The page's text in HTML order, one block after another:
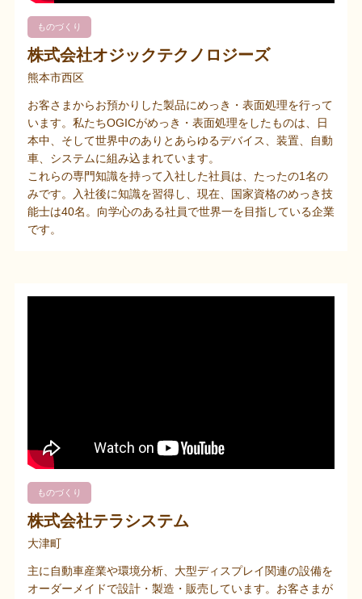
ものづくり
株式会社オジックテクノロジーズ
熊本市西区
お客さまからお預かりした製品にめっき・表面処理を行って
います。私たちOGICがめっき・表面処理をしたものは、日
本中、そして世界中のありとあらゆるデバイス、装置、自動
車、システムに組み込まれています。
これらの専門知識を持って入社した社員は、たったの1名の
みです。入社後に知識を習得し、現在、国家資格のめっき技
能士は40名。向学心のある社員で世界一を目指している企業
です。
ものづくり
株式会社テラシステム
大津町
主に自動車産業や環境分析、大型ディスプレイ関連の設備を
オーダーメイドで設計・製造・販売しています。お客さまが